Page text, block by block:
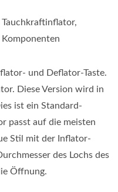
und Deflator-Taste.
Diese Version wird in
ist ein Standard-
passt auf die meisten
Stil mit der Inflator-
des Lochs des
Öffnung.